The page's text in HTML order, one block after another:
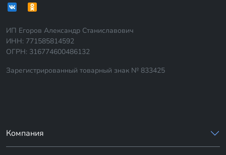
ИП Егоров Александр Станиславович
ИНН: 771585814592
ОГРН: 316774600486132
Зарегистрированный товарный знак № 833425
Компания